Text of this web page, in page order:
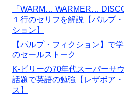
「WARM… WARMER…
１行のセリフを解説【パルプ
ション】
【パルプ・フィクション】で
のセールストーク
K-ビリーの70年代スーパーサ
話題で英語の勉強【レザボア
ス】